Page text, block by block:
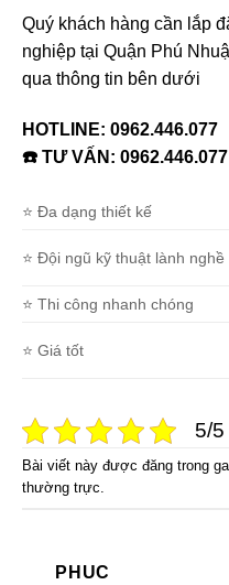
Quý khách hàng cần lắp
nghiệp tại Quận Phú
qua thông tin bên dưới
HOTLINE: 0962.446.077
☎️ TƯ VẤN: 0962.446.077
⭐ Đa dạng thiết kế
⭐ Đội ngũ kỹ thuật lành nghề
⭐ Thi công nhanh chóng
⭐ Giá tốt
5/
Bài viết này được đăng trong
thường trực
PHUC